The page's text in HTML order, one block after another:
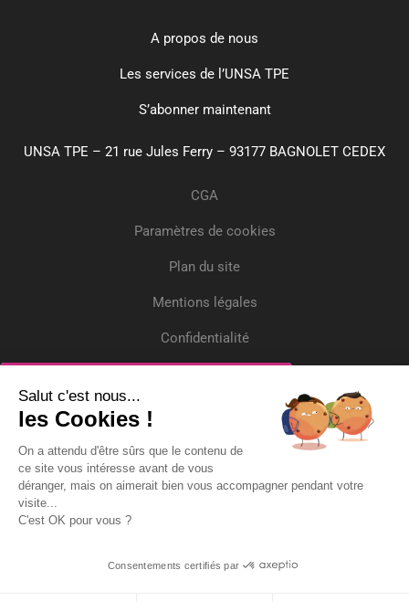
questions/réponses par mois !
Adresse Email*
A propos de nous
Les services de l’UNSA TPE
S’abonner maintenant
UNSA TPE – 21 rue Jules Ferry – 93177 BAGNOLET CEDEX
CGA
Paramètres de cookies
Plan du site
Mentions légales
Confidentialité
Salut c'est nous...
les Cookies !
On a attendu d'être sûrs que le contenu de
ce site vous intéresse avant de vous
déranger, mais on aimerait bien vous accompagner pendant votre
visite...
C'est OK pour vous ?
Consentements certifiés par